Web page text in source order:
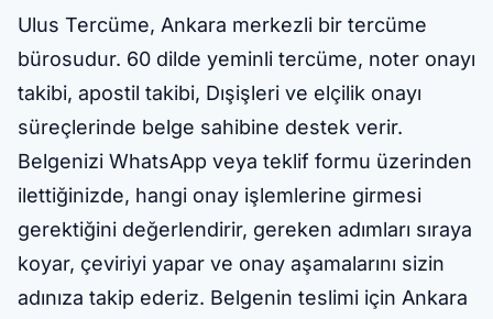
Ulus Tercüme, Ankara merkezli bir tercüme
bürosudur. 60 dilde yeminli tercüme, noter onayı
takibi, apostil takibi, Dışişleri ve elçilik onayı
süreçlerinde belge sahibine destek verir.
Belgenizi WhatsApp veya teklif formu üzerinden
ilettiğinizde, hangi onay işlemlerine girmesi
gerektiğini değerlendirir, gereken adımları sıraya
koyar, çeviriyi yapar ve onay aşamalarını sizin
adınıza takip ederiz. Belgenin teslimi için Ankara